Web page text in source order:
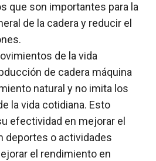
que son importantes para la
de la cadera y reducir el
de la vida
de cadera máquina
natural y no imita los
la vida cotidiana. Esto
efectividad en mejorar el
deportes o actividades
el rendimiento en